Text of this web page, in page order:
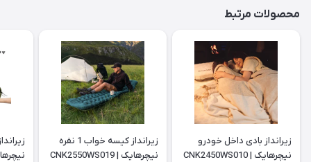
محصولات مرتبط
زیرانداز بادی داخل خودرو
نیچرهایک | CNK2450WS010
زیرانداز کیسه خواب 1 نفره
نیچرهایک | CNK2550WS019